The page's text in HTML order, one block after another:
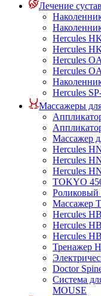
Лечение
Hercules
Hercules
Hercules
Hercules OA
Hercules
Массажеры
Массажер
Hercules
Hercules
Hercules
TOKYO
Роликовый
Массажер
Hercules
Hercules
Hercules
Тренажер
Doctor
Система
MOUSE